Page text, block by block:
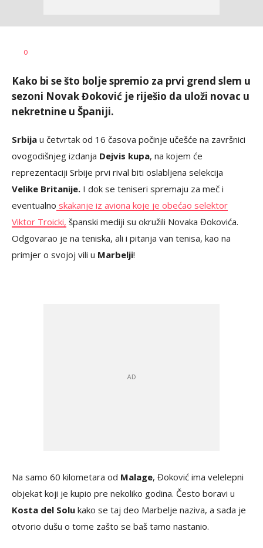
0
Kako bi se što bolje spremio za prvi grend slem u
sezoni Novak Đoković je riješio da uloži novac u
nekretnine u Španiji.
Srbija u četvrtak od 16 časova počinje učešće na završnici
ovogodišnjeg izdanja Dejvis kupa, na kojem će
reprezentaciji Srbije prvi rival biti oslabljena selekcija
Velike Britanije. I dok se teniseri spremaju za meč i
eventualno skakanje iz aviona koje je obećao selektor
Viktor Troicki, španski mediji su okružili Novaka Đokovića.
Odgovarao je na teniska, ali i pitanja van tenisa, kao na
primjer o svojoj vili u Marbelji!
Na samo 60 kilometara od Malage, Đoković ima velelepni
objekat koji je kupio pre nekoliko godina. Često boravi u
Kosta del Solu kako se taj deo Marbelje naziva, a sada je
otvorio dušu o tome zašto se baš tamo nastanio.